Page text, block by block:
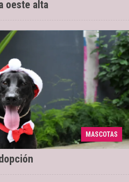
oeste alta
MASCOTAS
Alvarado de 10 a 13